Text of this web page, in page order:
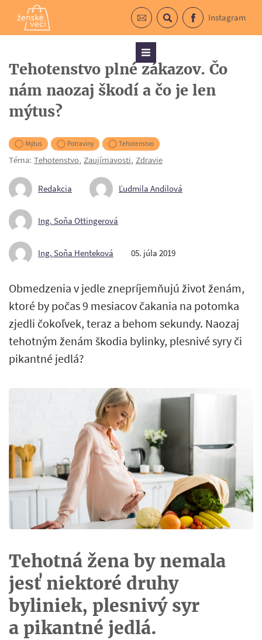
Prihlásiť sa do newslettra
Vyhľadávanie
Facebook
Instagram
Tehotenstvo plné zákazov. Čo
nám naozaj škodí a čo je len
mýtus?
Mýtus Potraviny Tehotenstvo
Téma: Tehotenstvo, Zaujímavosti, Zdravie
Redakcia Ľudmila Andilová
Ing. Soňa Ottingerová
Ing. Soňa Henteková 05. júla 2019
Obmedzenia v jedle znepríjemňujú život ženám,
ktoré by počas 9 mesiacov čakania na potomka
zjedli čokoľvek, teraz a behom sekundy. Naozaj
tehotným ženám škodia bylinky, plesnivé syry či
pikantné jedlá?
Tehotná žena by nemala
jesť niektoré druhy
byliniek, plesnivý syr
a pikantné jedlá.